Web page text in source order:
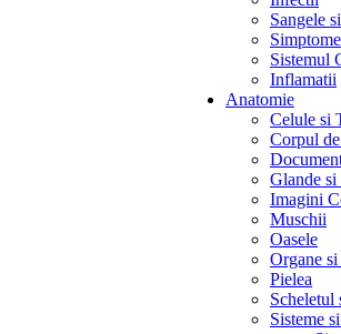
Sangele
Simptome
Sistemul
Inflamatii
Anatomie
Celule si
Corpul
Glande
Imagini
Muschii
Oasele
Organe si
Pielea
Scheletul
Sisteme